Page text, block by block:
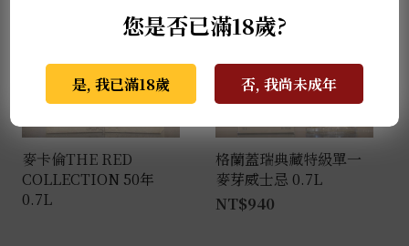
麥卡倫THE RED
COLLECTION 50年
0.7L
格蘭蓋瑞典藏特級單一
麥芽威士忌 0.7L
NT$940
您是否已滿18歲?
是, 我已滿18歲 否, 我尚未成年